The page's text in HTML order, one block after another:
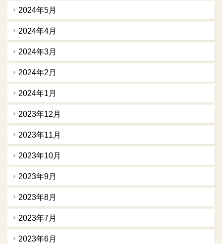
2024年5月
2024年4月
2024年3月
2024年2月
2024年1月
2023年12月
2023年11月
2023年10月
2023年9月
2023年8月
2023年7月
2023年6月